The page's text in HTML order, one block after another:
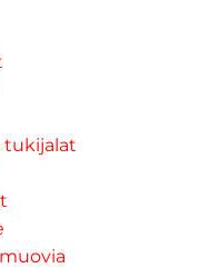
tukijalat